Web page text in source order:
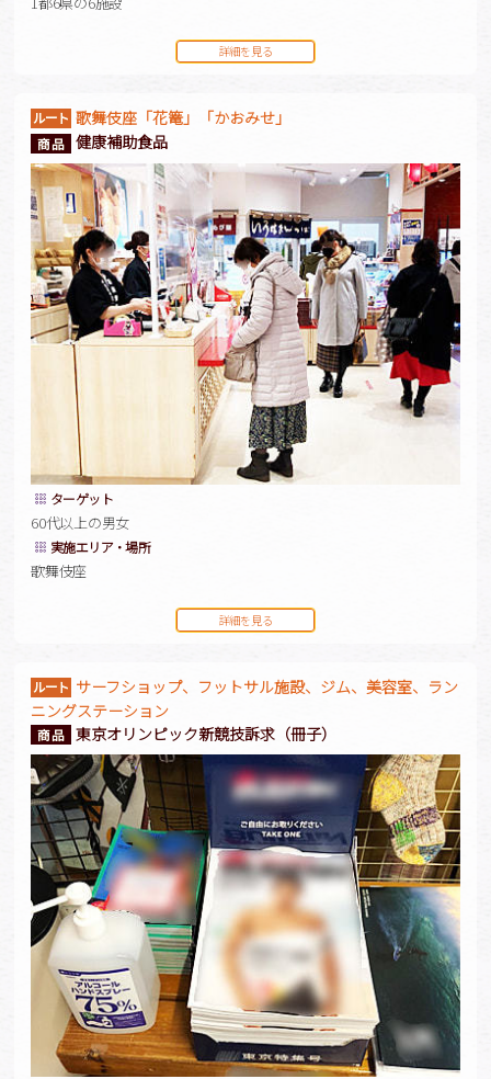
詳細を見る
歌舞伎座「花篭」「かおみせ」
健康補助食品
ターゲット
60代以上の男女
実施エリア・場所
歌舞伎座
詳細を見る
サーフショップ、フットサル施設、ジム、美容室、ラン
ニングステーション
東京オリンピック新競技訴求（冊子）